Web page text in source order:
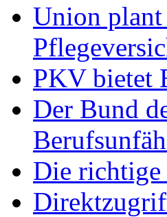
Union plant
PKV bietet
Der Bund
Die richtige